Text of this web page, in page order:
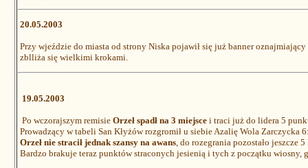
20.05.2003
Przy wjeździe do miasta od strony Niska pojawił się już banner oznajmiający
zblliża się wielkimi krokami.
19.05.2003
Po wczorajszym remisie Orzeł spadł na 3 miejsce i traci już do lidera 5
Prowadzący w tabeli San Kłyżów rozgromił u siebie Azalię Wola Zarczycka
Orzeł nie stracił jednak szansy na awans, do rozegrania pozostało jeszcze
Bardzo brakuje teraz punktów straconych jesienią i tych z początku